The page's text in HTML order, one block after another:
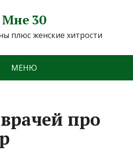
Мне 30
плюс женские хитрости
МЕНЮ
про